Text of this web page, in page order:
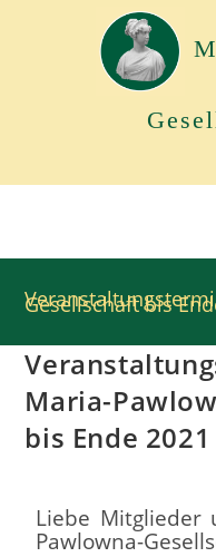
Gesellschaft bis
Maria-
bis Ende 2021
Liebe Mitglieder
Pawlowna-